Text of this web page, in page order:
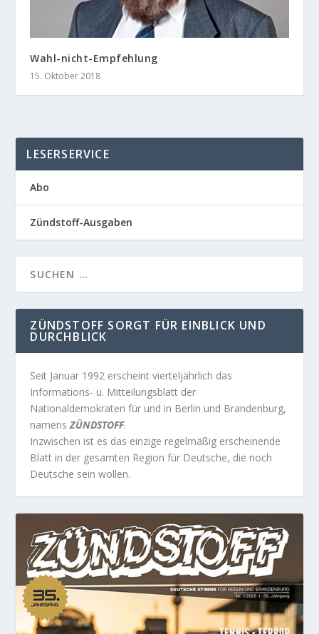
Wahl-nicht-Empfehlung
15. Oktober 2018
LESERSERVICE
Abo
Zündstoff-Ausgaben
ZÜNDSTOFF SORGT FÜR EINBLICK UND
DURCHBLICK
Seit Januar 1992 erscheint vierteljährlich das
Informations- u. Mitteilungsblatt der
Nationaldemokraten für und in Berlin und Brandenburg,
namensZÜNDSTOFF.
Inzwischen ist es das einzige regelmäßig erscheinende
Blatt in der gesamten Region für Deutsche, die noch
Deutsche sein wollen.